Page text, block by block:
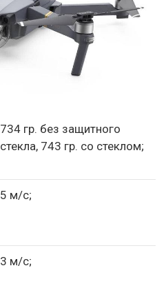
734 гр. без защитного
стекла, 743 гр. со стеклом;
5 м/с;
3 м/с;